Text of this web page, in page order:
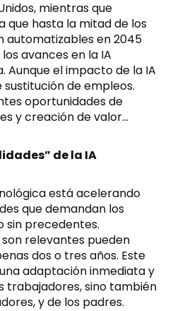
mientras que
que hasta la mitad de los
automatizables en 2045
avances en la IA
Aunque el impacto de la IA
de empleos.
oportunidades de
y creación de valor…
de la IA
está acelerando
que demandan los
sin precedentes.
relevantes pueden
dos o tres años. Este
adaptación inmediata y
trabajadores, sino también
y de los padres.